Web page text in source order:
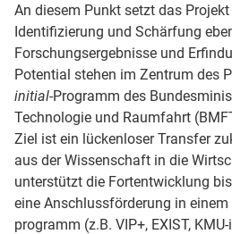
An diesem Punkt setzt das Projekt
Identifizierung und Schärfung
Forschungs­ergebnisse und
Potential stehen im Zentrum des
initial-Programm des
Technologie und Raumfahrt
Ziel ist ein lücken­loser Transfer
aus der Wissen­schaft in die
unterstützt die Fort­entwicklung
eine Anschluss­förderung in
programm (z.B. VIP+, EXIST,